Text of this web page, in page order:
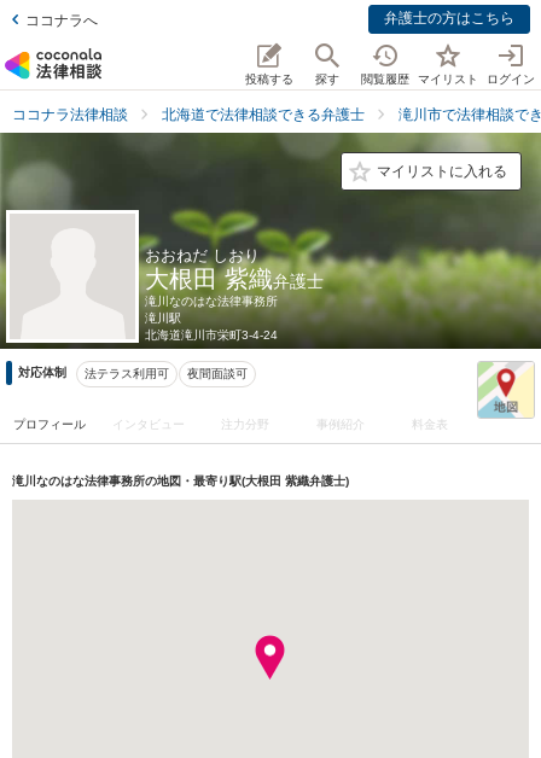
ココナラへ 弁護士の方はこちら
投稿する 探す 閲覧履歴 マイリスト ログイン
ココナラ法律相談 北海道で法律相談できる弁護士 滝川市で法律相談で
マイリストに入れる
おおねだ しおり
大根田 紫織弁護士
滝川なのはな法律事務所
滝川駅
北海道滝川市栄町3-4-24
対応体制 法テラス利用可 夜間面談可
プロフィール インタビュー 注力分野 事例紹介 料金表
滝川なのはな法律事務所の地図・最寄り駅(大根田 紫織弁護士)